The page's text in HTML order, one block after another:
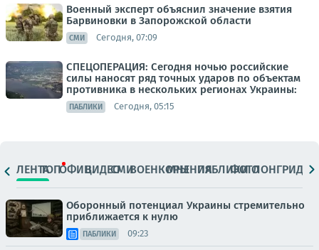
Военный эксперт объяснил значение взятия
Барвиновки в Запорожской области
СМИ Сегодня, 07:09
СПЕЦОПЕРАЦИЯ: Сегодня ночью российские
силы наносят ряд точных ударов по объектам
противника в нескольких регионах Украины:
ПАБЛИКИ Сегодня, 05:15
ЛЕНТАТОПОФИЦ.ВИДЕОСМИВОЕНКОРЫМНЕНИЯПАБЛИКИ
ФОТОЛОНГРИДЫ
Оборонный потенциал Украины стремительно
приближается к нулю
ПАБЛИКИ 09:23